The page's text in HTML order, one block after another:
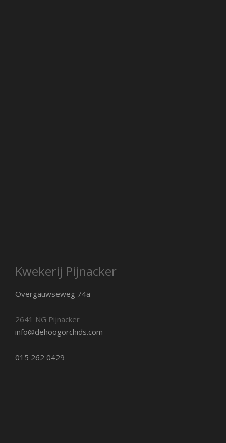
Kwekerij Pijnacker
Overgauwseweg 74a
2641 NG Pijnacker
info@dehoogorchids.com
015 262 0429